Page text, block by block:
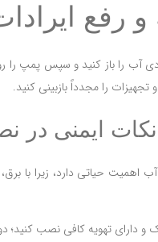
و رفع
آب را باز کنید و سپس پمپ را
را مجدداً بازبینی کنید.
نکات ایمنی
حیاتی دارد، زیرا با
تهویه کافی نصب کنید؛